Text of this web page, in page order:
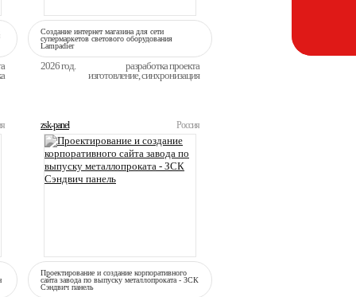
Создание интернет магазина для сети
супермаркетов светового оборудования
Lampadier
2026 год.
разработка проекта
изготовление, синхронизация
zsk-panel Россия
Проектирование и создание корпоративного
сайта завода по выпуску металлопроката - ЗСК
Сэндвич панель